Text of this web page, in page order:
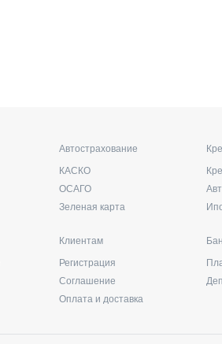
Автострахование
КАСКО
ОСАГО
Зеленая карта
Клиентам
Регистрация
Соглашение
Оплата и доставка